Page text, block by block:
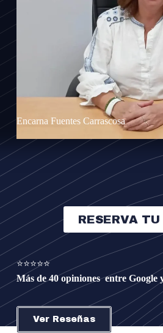
Ver reseñas
RESERVA
⭐⭐⭐⭐⭐
Más de 40 opiniones entre Google
Ver Reseñas
Encarna Fuentes Carrascosa